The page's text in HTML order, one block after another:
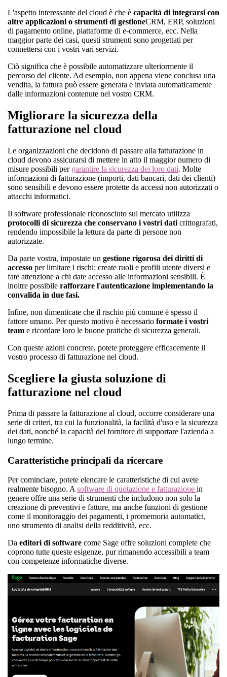
L'aspetto interessante del cloud è che è capacità di integrarsi con
altre applicazioni o strumenti di gestioneCRM, ERP, soluzioni
di pagamento online, piattaforme di e-commerce, ecc. Nella
maggior parte dei casi, questi strumenti sono progettati per
connettersi con i vostri vari servizi.
Ciò significa che è possibile automatizzare ulteriormente il
percorso del cliente. Ad esempio, non appena viene conclusa una
vendita, la fattura può essere generata e inviata automaticamente
dalle informazioni contenute nel vostro CRM.
Migliorare la sicurezza della
fatturazione nel cloud
Le organizzazioni che decidono di passare alla fatturazione in
cloud devono assicurarsi di mettere in atto il maggior numero di
misure possibili per garantire la sicurezza dei loro dati. Molte
informazioni di fatturazione (importi, dati bancari, dati dei clienti)
sono sensibili e devono essere protette da accessi non autorizzati o
attacchi informatici.
Il software professionale riconosciuto sul mercato utilizza
protocolli di sicurezza che conservano i vostri dati crittografati,
rendendo impossibile la lettura da parte di persone non
autorizzate.
Da parte vostra, impostate un gestione rigorosa dei diritti di
accesso per limitare i rischi: create ruoli e profili utente diversi e
fate attenzione a chi date accesso alle informazioni sensibili. È
inoltre possibile rafforzare l'autenticazione implementando la
convalida in due fasi.
Infine, non dimenticate che il rischio più comune è spesso il
fattore umano. Per questo motivo è necessario formate i vostri
team e ricordare loro le buone pratiche di sicurezza generali.
Con queste azioni concrete, potete proteggere efficacemente il
vostro processo di fatturazione nel cloud.
Scegliere la giusta soluzione di
fatturazione nel cloud
Prima di passare la fatturazione al cloud, occorre considerare una
serie di criteri, tra cui la funzionalità, la facilità d'uso e la sicurezza
dei dati, nonché la capacità del fornitore di supportare l'azienda a
lungo termine.
Caratteristiche principali da ricercare
Per cominciare, potete elencare le caratteristiche di cui avete
realmente bisogno. A software di quotazione e fatturazione in
genere offre una serie di strumenti che includono non solo la
creazione di preventivi e fatture, ma anche funzioni di gestione
come il monitoraggio dei pagamenti, i promemoria automatici,
uno strumento di analisi della redditività, ecc.
Da editori di software come Sage offre soluzioni complete che
coprono tutte queste esigenze, pur rimanendo accessibili a team
con competenze informatiche diverse.